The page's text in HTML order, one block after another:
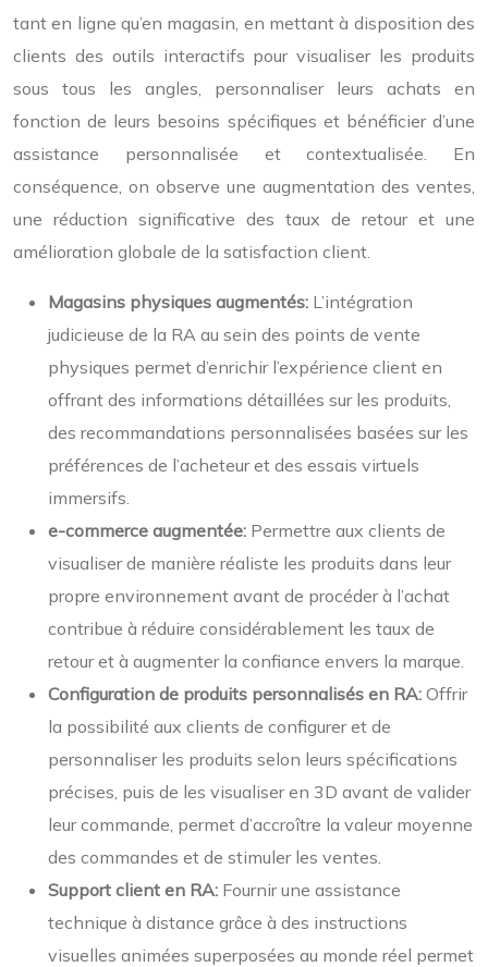
tant en ligne qu’en magasin, en mettant à disposition des
clients des outils interactifs pour visualiser les produits
sous tous les angles, personnaliser leurs achats en
fonction de leurs besoins spécifiques et bénéficier d’une
assistance personnalisée et contextualisée. En
conséquence, on observe une augmentation des ventes,
une réduction significative des taux de retour et une
amélioration globale de la satisfaction client.
Magasins physiques augmentés: L’intégration
judicieuse de la RA au sein des points de vente
physiques permet d’enrichir l’expérience client en
offrant des informations détaillées sur les produits,
des recommandations personnalisées basées sur les
préférences de l’acheteur et des essais virtuels
immersifs.
e-commerce augmentée: Permettre aux clients de
visualiser de manière réaliste les produits dans leur
propre environnement avant de procéder à l’achat
contribue à réduire considérablement les taux de
retour et à augmenter la confiance envers la marque.
Configuration de produits personnalisés en RA: Offrir
la possibilité aux clients de configurer et de
personnaliser les produits selon leurs spécifications
précises, puis de les visualiser en 3D avant de valider
leur commande, permet d’accroître la valeur moyenne
des commandes et de stimuler les ventes.
Support client en RA: Fournir une assistance
technique à distance grâce à des instructions
visuelles animées superposées au monde réel permet